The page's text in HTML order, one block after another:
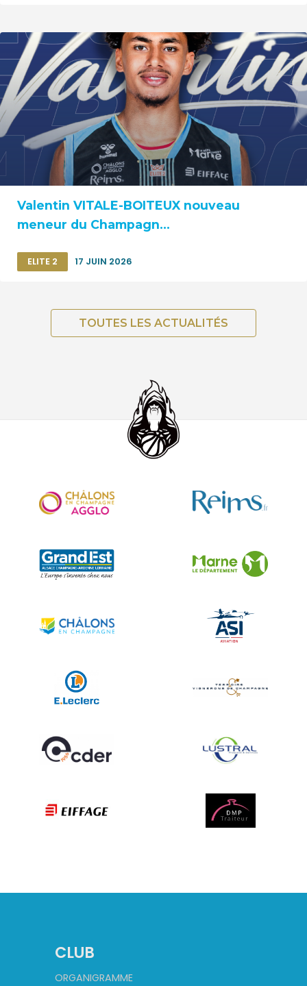
Valentin VITALE-BOITEUX nouveau
meneur du Champagn...
ELITE 2 17 JUIN 2026
TOUTES LES ACTUALITÉS
CLUB
ORGANIGRAMME